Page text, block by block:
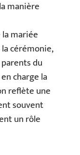
manière
mariée
cérémonie,
du
charge la
reflète une
souvent
un rôle